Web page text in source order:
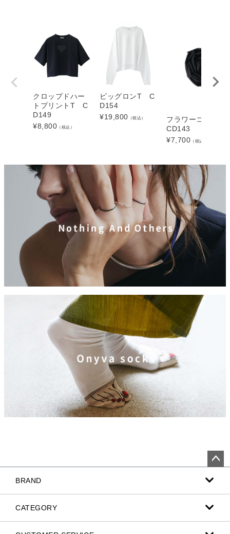
クロップドハー
トプリントT C
D149
¥8,800 （税込）
ビッグロンT C
D154
¥19,800 （税込）
フラワーコサー
CD143
¥7,700 （税込）
ジト
ップ
へ
BRAND
CATEGORY